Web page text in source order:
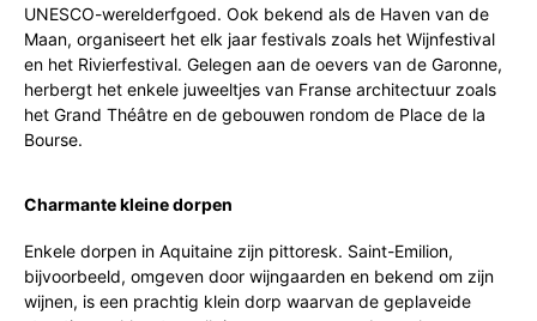
UNESCO-werelderfgoed. Ook bekend als de Haven van de
Maan, organiseert het elk jaar festivals zoals het Wijnfestival
en het Rivierfestival. Gelegen aan de oevers van de Garonne,
herbergt het enkele juweeltjes van Franse architectuur zoals
het Grand Théâtre en de gebouwen rondom de Place de la
Bourse.
Charmante kleine dorpen
Enkele dorpen in Aquitaine zijn pittoresk. Saint-Emilion,
bijvoorbeeld, omgeven door wijngaarden en bekend om zijn
wijnen, is een prachtig klein dorp waarvan de geplaveide